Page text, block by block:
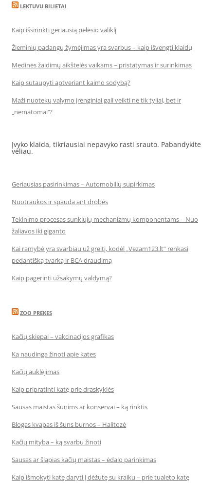
LEKTUVU BILIETAI
Kaip išsirinkti geriausią pelėsio valiklį
Žieminių padangų žymėjimas yra svarbus – kaip išvengti klaidų
Medinės žaidimų aikštelės vaikams – pristatymas ir surinkimas
Kaip sutaupyti aptveriant kaimo sodybą?
Maži nuotekų valymo įrenginiai gali veikti ne tik tyliai, bet ir
„nematomai‘‘?
Įvyko klaida, tikriausiai nepavyko rasti srauto. Pabandykite
vėliau.
Geriausias pasirinkimas – Automobilių supirkimas
Nuotraukos ir spauda ant drobės
Tekinimo procesas sunkiųjų mechanizmų komponentams – Nuo
žaliavos iki giganto
Kai ramybė yra svarbiau už greitį, kodėl „Vezam123.lt“ renkasi
pedantišką tvarką ir BCA draudimą
Kaip pagerinti užsakymų valdymą?
ZOO PREKES
Kačių skiepai – vakcinacijos grafikas
Ką naudinga žinoti apie kates
Kačių auklėjimas
Kaip pripratinti katę prie draskyklės
Sausas maistas šunims ar konservai – ką rinktis
Blogas kvapas iš šuns burnos – Halitozė
Kačių mityba – ką svarbu žinoti
Sausas ar šlapias kačių maistas – ėdalo parinkimas
Kaip išmokyti katę daryti į dėžutę su kraiku – prie tualeto katę